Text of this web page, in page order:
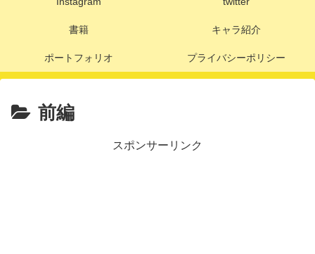
書籍 キャラ紹介
ポートフォリオ プライバシーポリシー
前編
スポンサーリンク